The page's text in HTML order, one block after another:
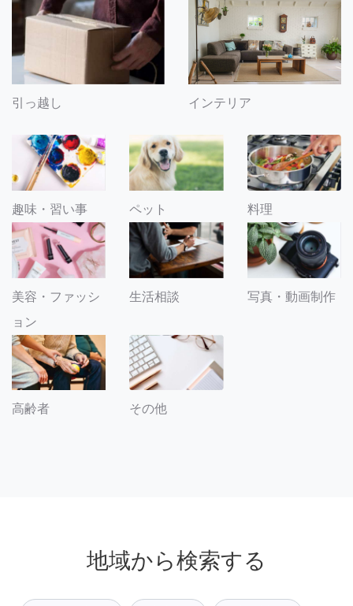
引っ越し インテリア
趣味・習い事 ペット 料理
美容・ファッシ
ョン
生活相談 写真・動画制作
高齢者 その他
地域から検索する